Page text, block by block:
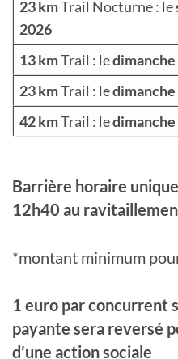
23 kmTrail Nocturne : le
2026
13 kmTrail : le
23 kmTrail : le
42 kmTrail : le
Barrière horaire
12h40 au
*montant minimum
1 euro par concurrent
payante sera reversé
d’une action sociale